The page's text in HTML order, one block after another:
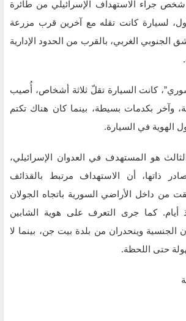
جراء الاستهداف الإسرائيلي من طائرة
لسيارة كانت تقله مع آخرين قرب مزرعة
الغربي، بالقرب من الحدود الإدارية
كانت السيارة تقلّ ثلاثة أشخاص، أُصيب
وآخر بكدمات بسيطة، بينما كان هناك تكتم
الهوية في السيارة.
هو المستهدف في العدوان الإسرائيلي،
ذاتها، أن الاستهداف مرتبط بالقذائف
من داخل الأراضي السورية باتجاه الجولان
أيام. كما جرى التعرف على هوية الشابين
الجنسية وينحدران من بلدة بيت جن، بينما لا
حتى اللحظة.